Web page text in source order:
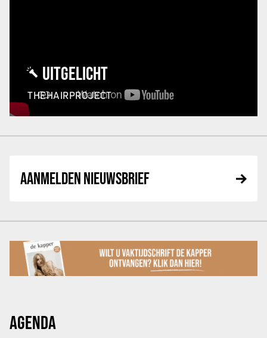
UITGELICHT
THEHAIRPROJECT
AANMELDEN NIEUWSBRIEF
AGENDA